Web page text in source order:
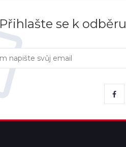
Přihlašte se k odběru